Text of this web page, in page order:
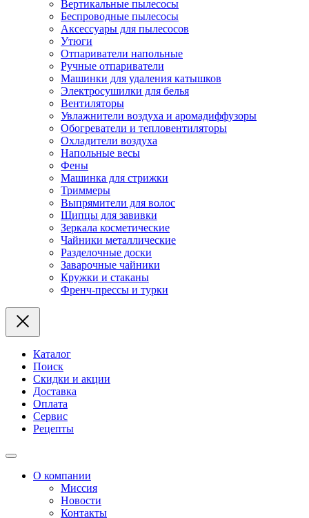
Вертикальные пылесосы
Беспроводные пылесосы
Аксессуары для пылесосов
Утюги
Отпариватели напольные
Ручные отпариватели
Машинки для удаления катышков
Электросушилки для белья
Вентиляторы
Увлажнители воздуха и аромадиффузоры
Обогреватели и тепловентиляторы
Охладители воздуха
Напольные весы
Фены
Машинка для стрижки
Триммеры
Выпрямители для волос
Щипцы для завивки
Зеркала косметические
Чайники металлические
Разделочные доски
Заварочные чайники
Кружки и стаканы
Френч-прессы и турки
Каталог
Поиск
Скидки и акции
Доставка
Оплата
Сервис
Рецепты
О компании
Миссия
Новости
Контакты